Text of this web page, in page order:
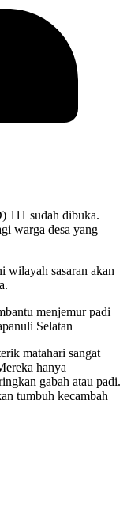
111 sudah dibuka.
warga desa yang
wilayah sasaran akan
menjemur padi
Selatan
matahari sangat
hanya
gabah atau padi.
tumbuh kecambah